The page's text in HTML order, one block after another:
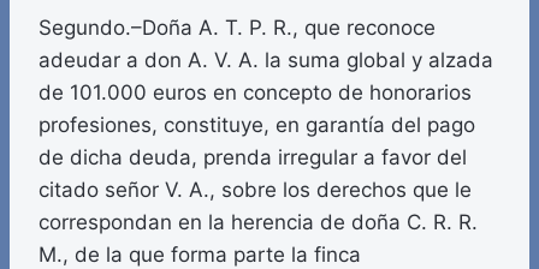
Segundo.–Doña A. T. P. R., que reconoce
adeudar a don A. V. A. la suma global y alzada
de 101.000 euros en concepto de honorarios
profesiones, constituye, en garantía del pago
de dicha deuda, prenda irregular a favor del
citado señor V. A., sobre los derechos que le
correspondan en la herencia de doña C. R. R.
M., de la que forma parte la finca